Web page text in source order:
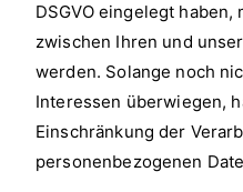
DSGVO eingelegt haben,
zwischen Ihren und
werden. Solange noch
Interessen überwiegen,
Einschränkung der
personenbezogenen